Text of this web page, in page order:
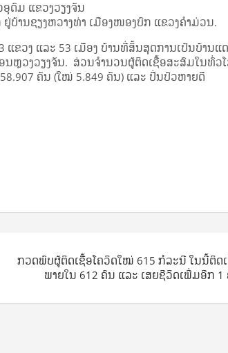
ດົມ ແຂວງວຽງຈັນ
ບ້ານຊຽງຫວາງທ່າ ເມືອງໜອງບົກ ແຂວງຄຳມ່ວນ.
ຂວງ ແລະ 53 ເມືອງ ບ້ານທີ່ສິ້ນສຸດການເປັນບ້ານແ
ນຫຼວງວຽງຈັນ. ສ່ວນຈຳນວນຜູ້ຕິດເຊື້ອສະສົມໃນທົ່ວ
ຄົນ (ໃໝ່ 5.849 ຄົນ) ແລະ ປີ່ນປົວຫາຍດີ
ກວດພົບຜູ້ຕິດເຊືື້ອໂຄວິດໃໝ່ 615 ກໍລະນີ ໃນນີ້ຕິດ
ພາຍໃນ 612 ຄົນ ແລະ ເສຍຊີວິດເພີ່ມອີກ 1